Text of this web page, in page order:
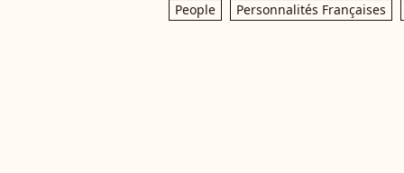
People Personnalités Françaises